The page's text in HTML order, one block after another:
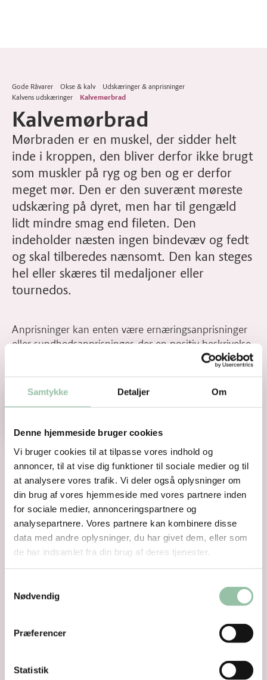
Samtykke Detaljer Om
Denne hjemmeside bruger cookies
Vi bruger cookies til at tilpasse vores indhold og
annoncer, til at vise dig funktioner til sociale medier og til
at analysere vores trafik. Vi deler også oplysninger om
din brug af vores hjemmeside med vores partnere inden
for sociale medier, annonceringspartnere og
analysepartnere. Vores partnere kan kombinere disse
data med andre oplysninger, du har givet dem, eller som
de har indsamlet fra din brug af deres tjenester.
Nødvendig
Præferencer
Statistik
Gode Råvarer Okse & kalv
Udskæringer & anprisninger
Kalvens udskæringer
Kalvemørbrad
Kalvemørbrad
Mørbraden er en muskel, der sidder helt
inde i kroppen, den bliver derfor ikke brugt
som muskler på ryg og ben og er derfor
meget mør. Den er den suverænt møreste
udskæring på dyret, men har til gengæld
lidt mindre smag end fileten. Den
indeholder næsten ingen bindevæv og fedt
og skal tilberedes nænsomt. Den kan steges
hel eller skæres til medaljoner eller
tournedos.
Anprisninger kan enten være ernæringsanprisninger
eller sundhedsanprisninger, der en positiv beskrivelse
af det konkrete produkts ernæringsmæssige og/ eller
Anprisninger